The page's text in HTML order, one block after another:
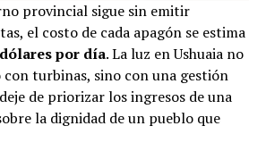
provincial sigue sin emitir
el costo de cada apagón se estima
por día. La luz en Ushuaia no
con turbinas, sino con una gestión
de priorizar los ingresos de una
la dignidad de un pueblo que